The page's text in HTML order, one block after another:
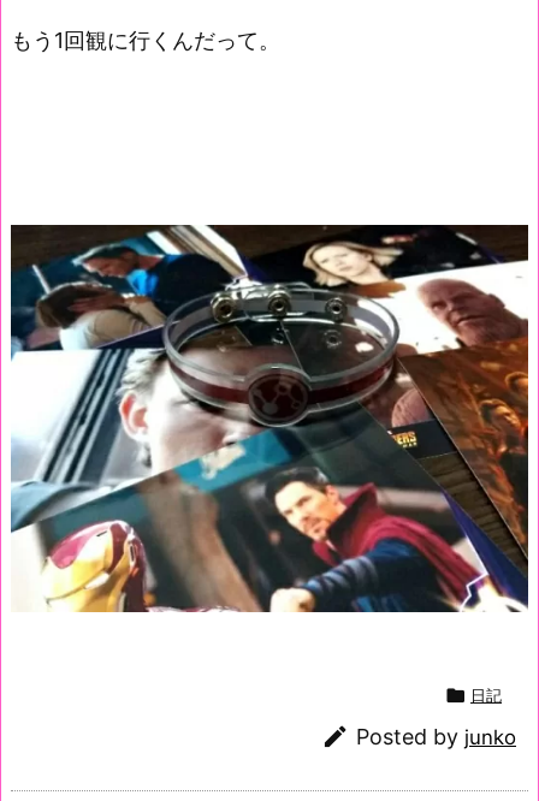
もう1回観に行くんだって。
 日記
 Posted by junko